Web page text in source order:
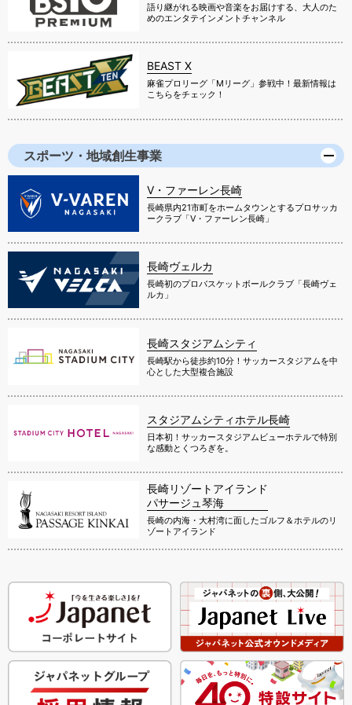
語り継がれる映画や音楽をお届けする、大人のた
めのエンタテインメントチャンネル
BEAST X
麻雀プロリーグ「Mリーグ」参戦中！最新情報は
こちらをチェック！
スポーツ・地域創生事業
V・ファーレン長崎
長崎県内21市町をホームタウンとするプロサッカ
ークラブ「V・ファーレン長崎」
長崎ヴェルカ
長崎初のプロバスケットボールクラブ「長崎ヴェ
ルカ」
長崎スタジアムシティ
長崎駅から徒歩約10分！サッカースタジアムを中
心とした大型複合施設
スタジアムシティホテル長崎
日本初！サッカースタジアムビューホテルで特別
な感動とくつろぎを。
長崎リゾートアイランド
パサージュ琴海
長崎の内海・大村湾に面したゴルフ＆ホテルのリ
ゾートアイランド